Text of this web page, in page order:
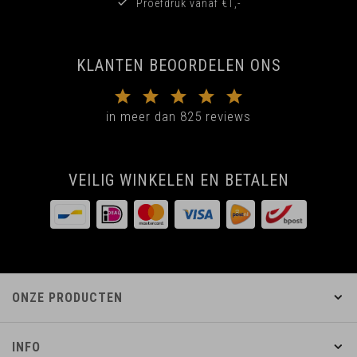
Proefdruk vanaf €1,-
KLANTEN BEOORDELEN ONS
in meer dan 825 reviews
VEILIG WINKELEN EN BETALEN
ONZE PRODUCTEN
INFO